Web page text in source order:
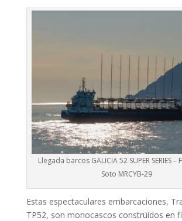
Llegada barcos GALICIA 52 SUPER SERIES –
Soto MRCYB-29
Estas espectaculares embarcaciones,
TP52, son monocascos construidos en